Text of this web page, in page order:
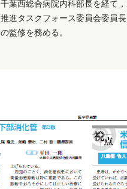
千葉西総合病院内科部長を経て
推進タスクフォース委員会委員
の監修を務める。